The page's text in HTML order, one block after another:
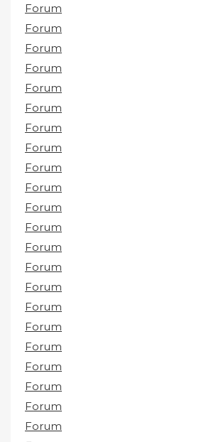
Forum
Forum
Forum
Forum
Forum
Forum
Forum
Forum
Forum
Forum
Forum
Forum
Forum
Forum
Forum
Forum
Forum
Forum
Forum
Forum
Forum
Forum